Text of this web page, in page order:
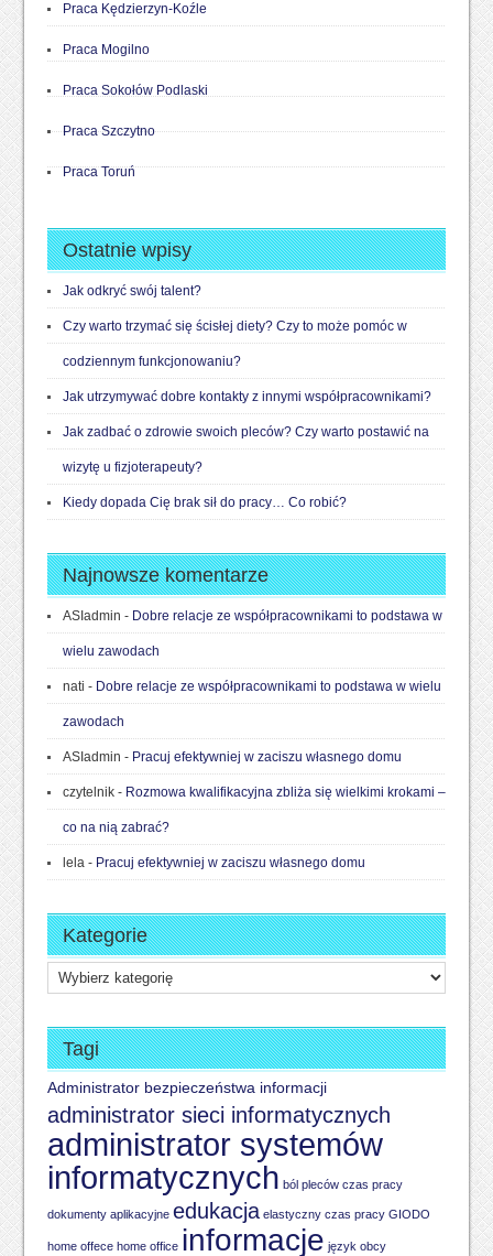
Praca Kędzierzyn-Koźle
Praca Mogilno
Praca Sokołów Podlaski
Praca Szczytno
Praca Toruń
Ostatnie wpisy
Jak odkryć swój talent?
Czy warto trzymać się ścisłej diety? Czy to może pomóc w
codziennym funkcjonowaniu?
Jak utrzymywać dobre kontakty z innymi współpracownikami?
Jak zadbać o zdrowie swoich pleców? Czy warto postawić na
wizytę u fizjoterapeuty?
Kiedy dopada Cię brak sił do pracy… Co robić?
Najnowsze komentarze
ASIadmin - Dobre relacje ze współpracownikami to podstawa w
wielu zawodach
nati - Dobre relacje ze współpracownikami to podstawa w wielu
zawodach
ASIadmin - Pracuj efektywniej w zaciszu własnego domu
czytelnik- Rozmowa kwalifikacyjna zbliża się wielkimi krokami –
co na nią zabrać?
lela- Pracuj efektywniej w zaciszu własnego domu
Kategorie
Kategorie
Tagi
Administrator bezpieczeństwa informacji
administrator sieci informatycznych
administrator systemów
informatycznych ból pleców czas pracy
dokumenty aplikacyjne edukacja elastyczny czas pracy GIODO
home offece home office informacje język obcy